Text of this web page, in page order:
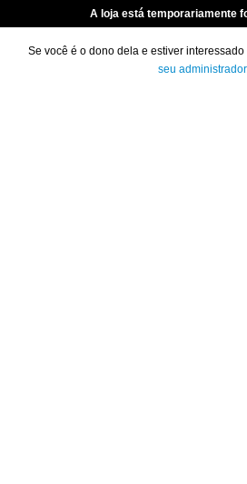
A loja está temporariamente
Se você é o dono dela e estiver interessado
seu administrador